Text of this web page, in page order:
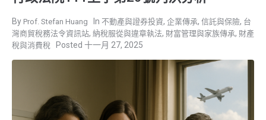
Prof. Stefan Huang 不動產與證券投資, 企業傳承, 信託與保險, 台
灣商貿稅務法令資訊站, 納稅服從與違章執法, 財富管理與家族傳承, 財產
稅與消費稅
十一月 27, 2025